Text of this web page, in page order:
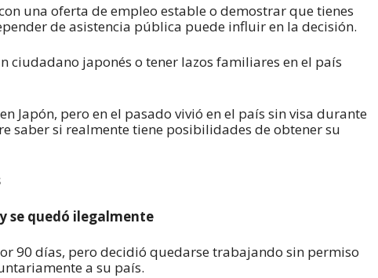
una oferta de empleo estable o demostrar que tienes
de asistencia pública puede influir en la decisión.
ciudadano japonés o tener lazos familiares en el país
Japón, pero en el pasado vivió en el país sin visa durante
saber si realmente tiene posibilidades de obtener su
se quedó ilegalmente
90 días, pero decidió quedarse trabajando sin permiso
a su país.